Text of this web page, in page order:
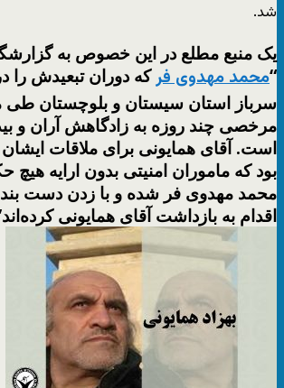
شد.
یک منبع مطلع در این خصوص به
“محمد مهدوی فرکه دوران تبعیدش را
سرباز استان سیستان و بلوچستان
مرخصی چند روزه به زادگاهش آران و
است. آقای همایونی برای ملاقات
بود که ماموران امنیتی بدون ارایه هیچ
محمد مهدوی فر شده و با زدن دست
اقدام به بازداشت آقای همایونی